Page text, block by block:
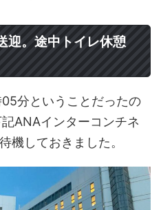
迎。途中トイレ休憩
分ということだったの
ANAインターコンチネ
機しておきました。